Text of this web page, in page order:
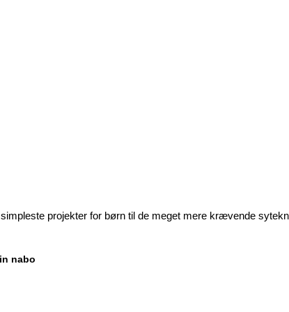
projekter for børn til de meget mere krævende
nabo